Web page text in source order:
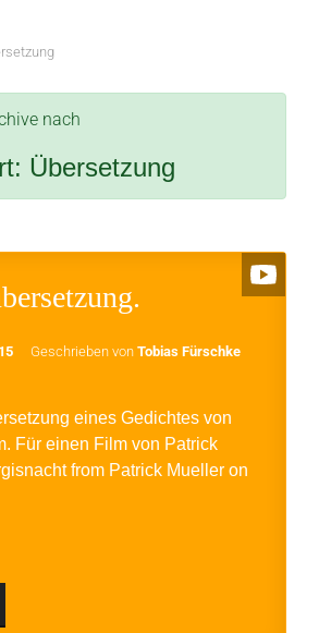
nach
Übersetzung
Geschrieben von Tobias Fürschke
eines Gedichtes von
Für einen Film von Patrick
from Patrick Mueller on